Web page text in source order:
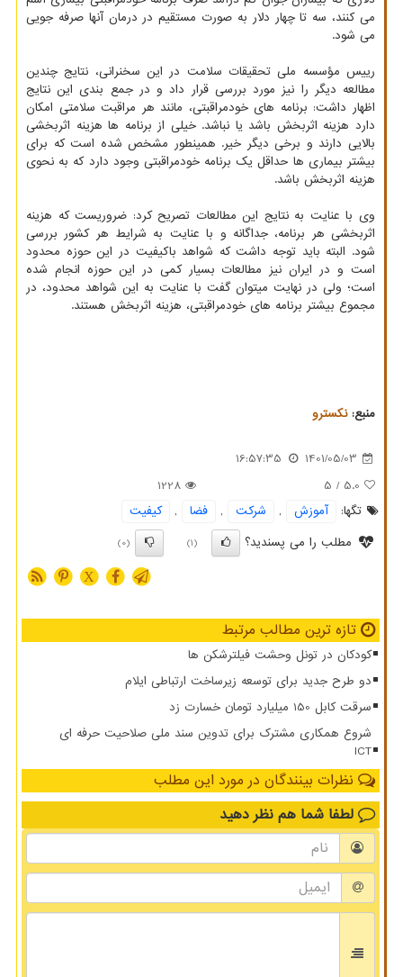
می کنند، سه تا چهار دلار به صورت مستقیم در درمان آنها صرفه جویی
می شود.
رییس مؤسسه ملی تحقیقات سلامت در این سخنرانی، نتایج چندین
مطالعه دیگر را نیز مورد بررسی قرار داد و در جمع بندی این نتایج
اظهار داشت: برنامه های خودمراقبتی، مانند هر مراقبت سلامتی امکان
دارد هزینه اثربخش باشد یا نباشد. خیلی از برنامه ها هزینه اثربخشی
بالایی دارند و برخی دیگر خیر. همینطور مشخص شده است که برای
بیشتر بیماری ها حداقل یک برنامه خودمراقبتی وجود دارد که به نحوی
هزینه اثربخش باشد.
وی با عنایت به نتایج این مطالعات تصریح کرد: ضروریست که هزینه
اثربخشی هر برنامه، جداگانه و با عنایت به شرایط هر کشور بررسی
شود. البته باید توجه داشت که شواهد باکیفیت در این حوزه محدود
است و در ایران نیز مطالعات بسیار کمی در این حوزه انجام شده
است؛ ولی در نهایت میتوان گفت با عنایت به این شواهد محدود، در
مجموع بیشتر برنامه های خودمراقبتی، هزینه اثربخش هستند.
منبع:نكسترو
1401/05/03
16:57:35
5.0
/ 5
1228
تگها:
آموزش , شركت , فضا ,
كیفیت
مطلب را می پسندید؟
(1)
(0)
X
تازه ترین مطالب مرتبط
کودکان در تونل وحشت فیلترشکن ها
دو طرح جدید برای توسعه زیرساخت ارتباطی ایلام
سرقت کابل 150 میلیارد تومان خسارت زد
شروع همکاری مشترک برای تدوین سند ملی صلاحیت حرفه ای
ICT
نظرات بینندگان در مورد این مطلب
لطفا شما هم نظر دهید